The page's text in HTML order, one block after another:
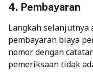
4. Pembayaran
Langkah selanjutnya
pembayaran biaya
nomordengan
pemeriksaan tidak